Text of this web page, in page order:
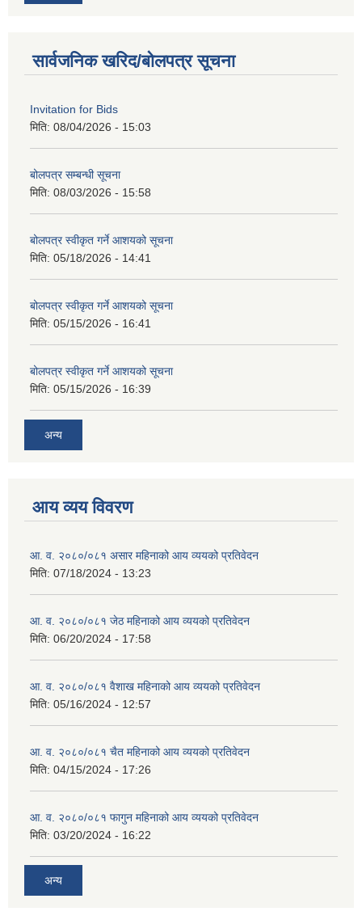
सार्वजनिक खरिद/बोलपत्र सूचना
Invitation for Bids
मिति: 08/04/2026 - 15:03
बोलपत्र सम्बन्धी सूचना
मिति: 08/03/2026 - 15:58
बोलपत्र स्वीकृत गर्ने आशयको सूचना
मिति: 05/18/2026 - 14:41
बोलपत्र स्वीकृत गर्ने आशयको सूचना
मिति: 05/15/2026 - 16:41
बोलपत्र स्वीकृत गर्ने आशयको सूचना
मिति: 05/15/2026 - 16:39
अन्य
आय व्यय विवरण
आ. व. २०८०/०८१ असार महिनाको आय व्ययको प्रतिवेदन
मिति: 07/18/2024 - 13:23
आ. व. २०८०/०८१ जेठ महिनाको आय व्ययको प्रतिवेदन
मिति: 06/20/2024 - 17:58
आ. व. २०८०/०८१ वैशाख महिनाको आय व्ययको प्रतिवेदन
मिति: 05/16/2024 - 12:57
आ. व. २०८०/०८१ चैत महिनाको आय व्ययको प्रतिवेदन
मिति: 04/15/2024 - 17:26
आ. व. २०८०/०८१ फागुन महिनाको आय व्ययको प्रतिवेदन
मिति: 03/20/2024 - 16:22
अन्य